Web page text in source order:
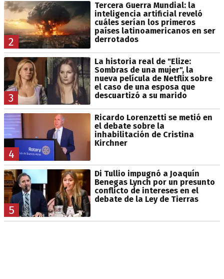
2
Tercera Guerra Mundial: la
inteligencia artificial reveló
cuáles serían los primeros
países latinoamericanos en ser
derrotados
3
La historia real de "Elize:
Sombras de una mujer", la
nueva película de Netflix sobre
el caso de una esposa que
descuartizó a su marido
4
Ricardo Lorenzetti se metió en
el debate sobre la
inhabilitación de Cristina
Kirchner
5
Di Tullio impugnó a Joaquín
Benegas Lynch por un presunto
conflicto de intereses en el
debate de la Ley de Tierras